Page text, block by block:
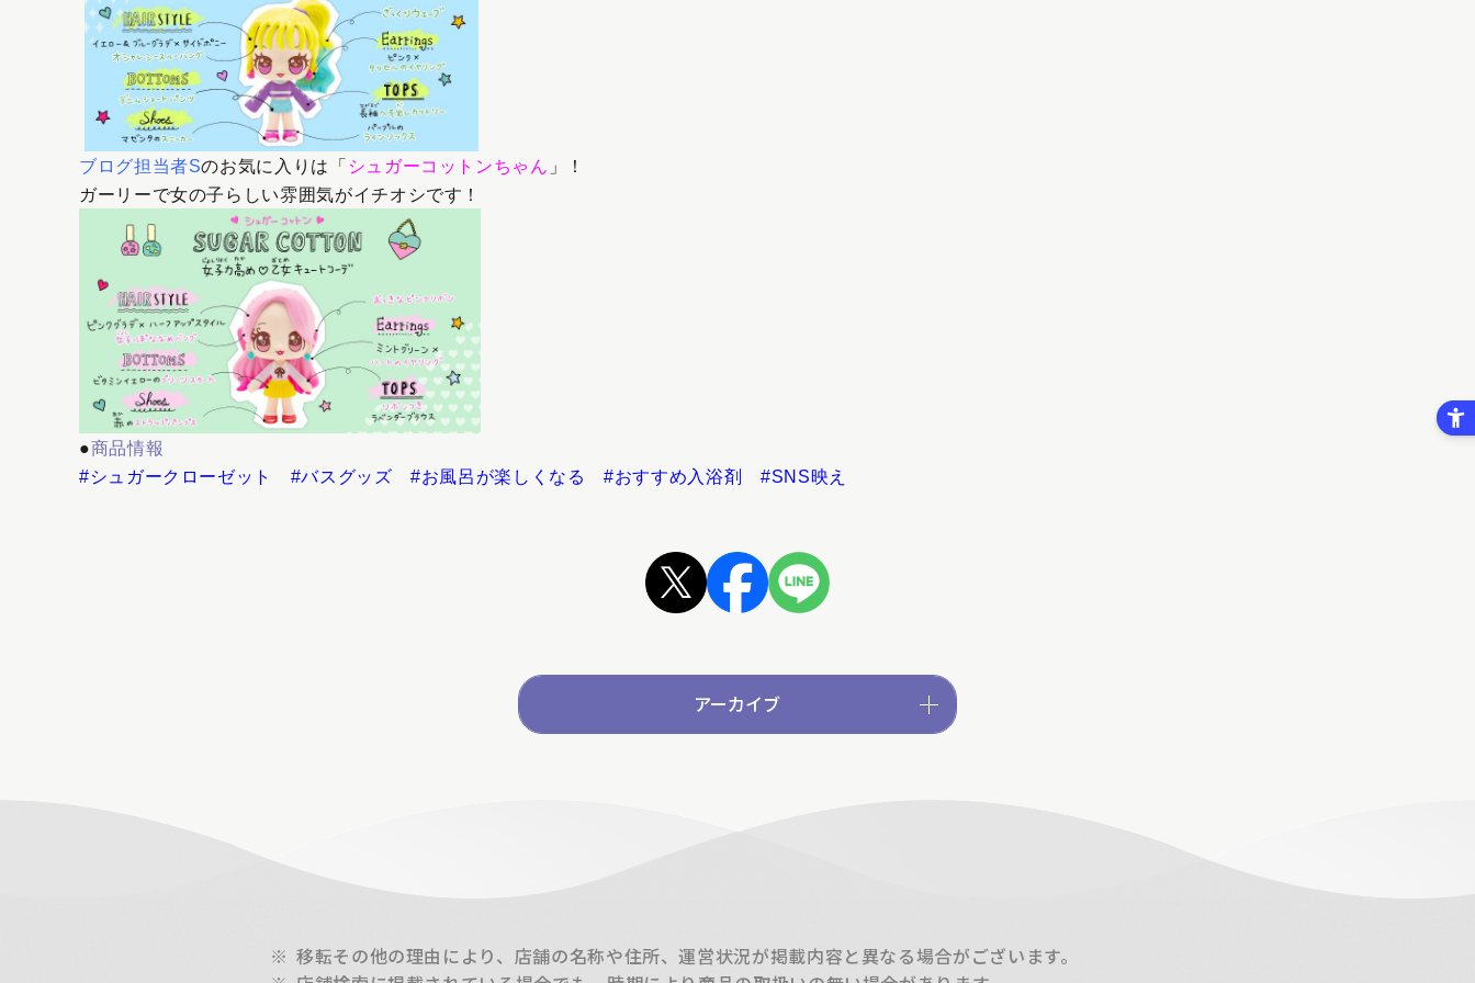
ブログ担当者Sのお気に入りは「 シュガーコットンちゃん 」！
ガーリーで女の子らしい雰囲気がイチオシです！
●商品情報
#シュガークローゼット #バスグッズ #お風呂が楽しくなる #おすすめ入浴剤 #SNS映え
アーカイブ
※ 移転その他の理由により、店舗の名称や住所、運営状況が掲載内容と異なる場合がございます。